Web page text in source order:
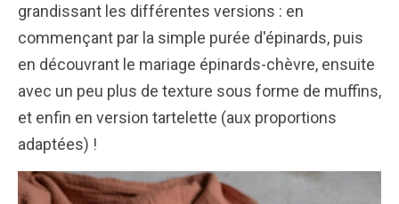
grandissant les différentes versions : en
commençant par la simple purée d'épinards, puis
en découvrant le mariage épinards-chèvre, ensuite
avec un peu plus de texture sous forme de muffins,
et enfin en version tartelette (aux proportions
adaptées) !